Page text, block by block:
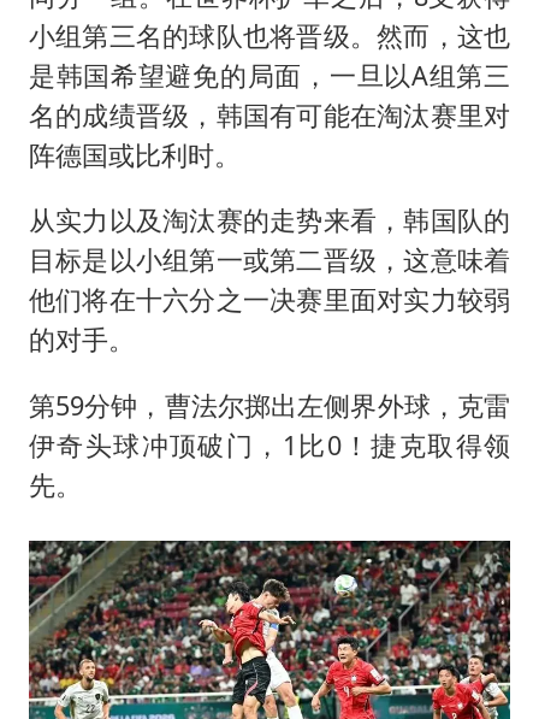
小组第三名的球队也将晋级。然而，这也
是韩国希望避免的局面，一旦以A组第三
名的成绩晋级，韩国有可能在淘汰赛里对
阵德国或比利时。
从实力以及淘汰赛的走势来看，韩国队的
目标是以小组第一或第二晋级，这意味着
他们将在十六分之一决赛里面对实力较弱
的对手。
第59分钟，曹法尔掷出左侧界外球，克雷
伊奇头球冲顶破门，1比0！捷克取得领
先。